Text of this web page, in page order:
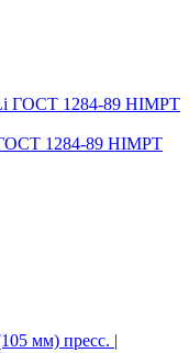
1284-89 HIMPT